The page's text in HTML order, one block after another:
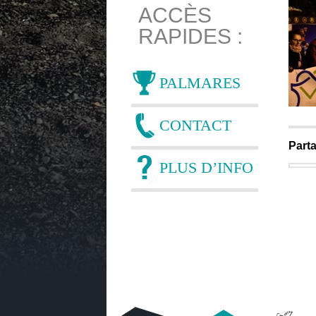
ACCÈS
RAPIDES :
PALMARES
CONTACT
PLUS D’INFO